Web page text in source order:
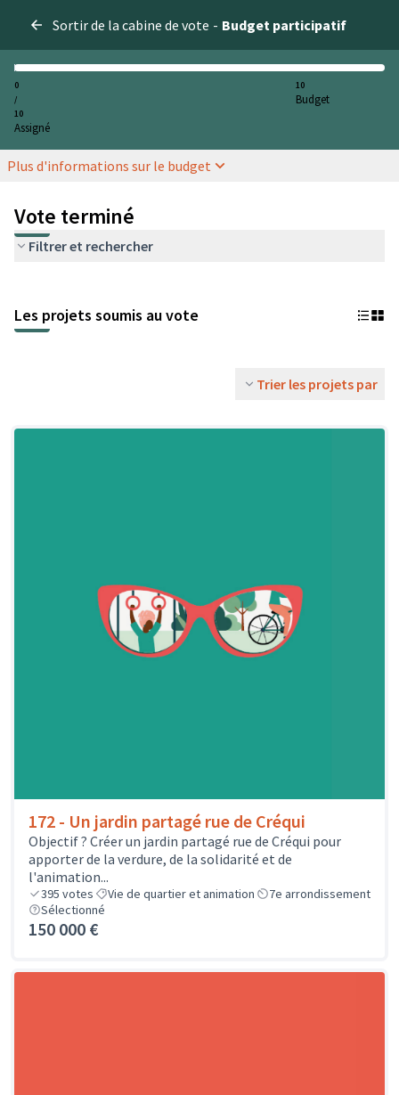
Sortir de la cabine de vote - Budget participatif
0
/
10
Assigné
10
Budget
Plus d'informations sur le budget
Vote terminé
Filtrer et rechercher
Les projets soumis au vote
Trier les projets par
172 - Un jardin partagé rue de Créqui
Objectif ? Créer un jardin partagé rue de Créqui pour
apporter de la verdure, de la solidarité et de
l'animation...
395 votes Vie de quartier et animation
7e arrondissement
Sélectionné
150 000 €